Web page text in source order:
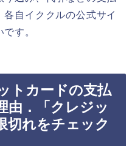
自イククルの公式サイ
す。
トカードの支払
由．「クレジッ
切れをチェック